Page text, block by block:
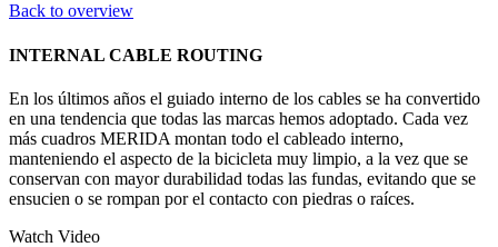
Back to overview
INTERNAL CABLE ROUTING
En los últimos años el guiado interno de los cables se ha convertido
en una tendencia que todas las marcas hemos adoptado. Cada vez
más cuadros MERIDA montan todo el cableado interno,
manteniendo el aspecto de la bicicleta muy limpio, a la vez que se
conservan con mayor durabilidad todas las fundas, evitando que se
ensucien o se rompan por el contacto con piedras o raíces.
Watch Video